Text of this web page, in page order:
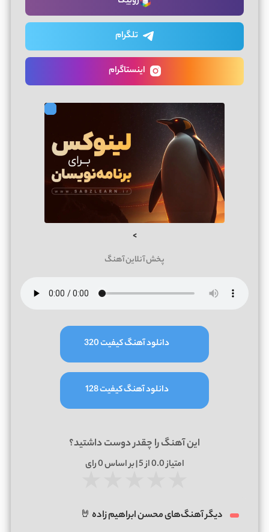
تلگرام
اینستاگرام
>
پخش آنلاین آهنگ
دانلود آهنگ کیفیت 320
دانلود آهنگ کیفیت 128
این آهنگ را چقدر دوست داشتید؟
امتیاز0.0از 5 | بر اساس 0رای
دیگر آهنگ‌های محسن ابراهیم زاده 🤘